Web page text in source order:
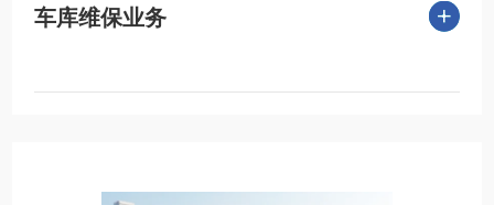
车库维保业务